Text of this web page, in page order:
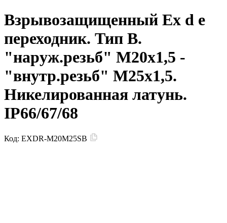
Взрывозащищенный Ex d e
переходник. Тип В.
"наруж.резьб" М20х1,5 -
"внутр.резьб" M25х1,5.
Никелированная латунь.
IP66/67/68
Код: EXDR-M20M25SB